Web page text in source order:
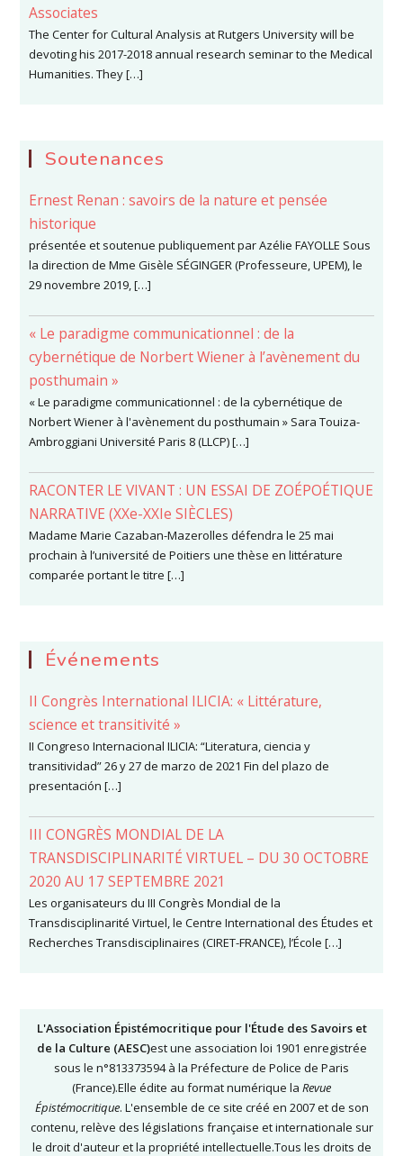
Associates
The Center for Cultural Analysis at Rutgers University will be
devoting his 2017-2018 annual research seminar to the Medical
Humanities. They […]
Soutenances
Ernest Renan : savoirs de la nature et pensée
historique
présentée et soutenue publiquement par Azélie FAYOLLE Sous
la direction de Mme Gisèle SÉGINGER (Professeure, UPEM), le
29 novembre 2019, […]
« Le paradigme communicationnel : de la
cybernétique de Norbert Wiener à l’avènement du
posthumain »
« Le paradigme communicationnel : de la cybernétique de
Norbert Wiener à l'avènement du posthumain » Sara Touiza-
Ambroggiani Université Paris 8 (LLCP) […]
RACONTER LE VIVANT : UN ESSAI DE ZOÉPOÉTIQUE
NARRATIVE (XXe-XXIe SIÈCLES)
Madame Marie Cazaban-Mazerolles défendra le 25 mai
prochain à l’université de Poitiers une thèse en littérature
comparée portant le titre […]
Événements
II Congrès International ILICIA: « Littérature,
science et transitivité »
II Congreso Internacional ILICIA: “Literatura, ciencia y
transitividad” 26 y 27 de marzo de 2021 Fin del plazo de
presentación […]
III CONGRÈS MONDIAL DE LA
TRANSDISCIPLINARITÉ VIRTUEL – DU 30 OCTOBRE
2020 AU 17 SEPTEMBRE 2021
Les organisateurs du III Congrès Mondial de la
Transdisciplinarité Virtuel, le Centre International des Études et
Recherches Transdisciplinaires (CIRET-FRANCE), l’École […]
L'Association Épistémocritique pour l'Étude des Savoirs et
de la Culture (AESC)est une association loi 1901 enregistrée
sous le n°813373594 à la Préfecture de Police de Paris
(France).Elle édite au format numérique la Revue
Épistémocritique. L'ensemble de ce site créé en 2007 et de son
contenu, relève des législations française et internationale sur
le droit d'auteur et la propriété intellectuelle.Tous les droits de